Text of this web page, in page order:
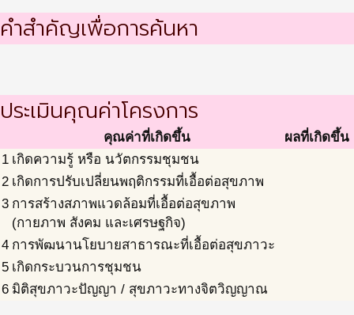
คำสำคัญเพื่อการค้นหา
ประเมินคุณค่าโครงการ
คุณค่าที่เกิดขึ้น
ผลที่เกิดขึ้น
1 เกิดความรู้ หรือ นวัตกรรมชุมชน
2 เกิดการปรับเปลี่ยนพฤติกรรมที่เอื้อต่อสุขภาพ
3 การสร้างสภาพแวดล้อมที่เอื้อต่อสุขภาพ
(กายภาพ สังคม และเศรษฐกิจ)
4 การพัฒนานโยบายสาธารณะที่เอื้อต่อสุขภาวะ
5 เกิดกระบวนการชุมชน
6 มิติสุขภาวะปัญญา / สุขภาวะทางจิตวิญญาณ